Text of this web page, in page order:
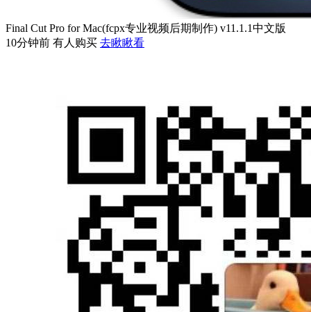
Final Cut Pro for Mac(fcpx专业视频后期制作) v11.1.1中文版
10分钟前 有人购买 去瞅瞅看